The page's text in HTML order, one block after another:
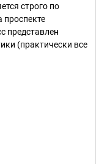
строго по
проспекте
представлен
(практически все